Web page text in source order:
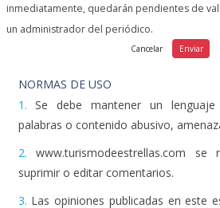
inmediatamente, quedarán pendientes de
un administrador del periódico.
NORMAS DE USO
1. Se debe mantener un lenguaje
palabras o contenido abusivo,
2. www.turismodeestrellas.com
suprimir o editar comentarios.
3. Las opiniones publicadas en este